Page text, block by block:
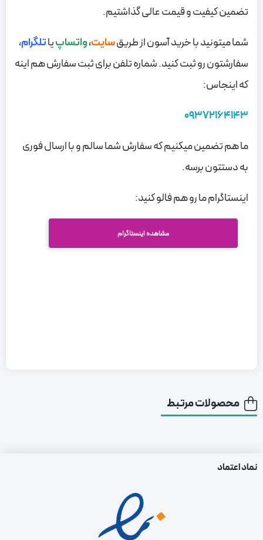
تضمین کیفیت و قیمت عالی گذاشتیم.
شما میتونید با خرید آسون از طریقسایت،واتساپیاتلگرام،
سفارشتون رو ثبت کنید. شماره تلفن برای ثبت سفارش هم اینه
که اینجاس:
09372164143
ما هم تضمین میکنیم که سفارش شما سالم و با ارسال فوری
به دستتون برسه.
اینستاگرام ما رو هم فالو کنید:
مشاهده اینستاگرام
محصولات مرتبط
نماد اعتماد